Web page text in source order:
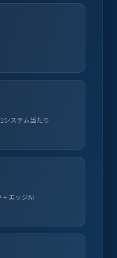
1システム当たり
+ エッジAI